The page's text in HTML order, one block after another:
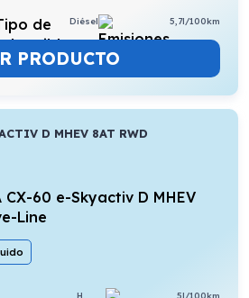
Diésel 5,7l/100km
PRODUCTO
D MHEV 8AT RWD
H.
5l/100km